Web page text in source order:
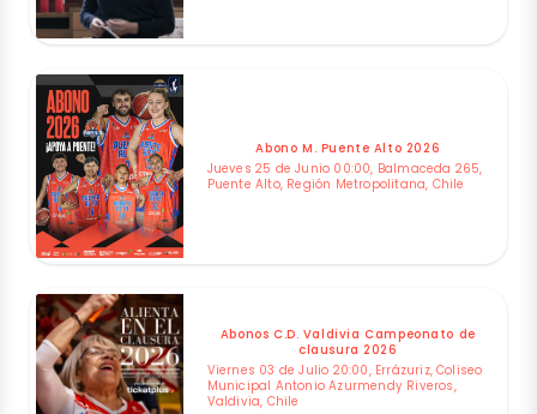
Abono M. Puente Alto 2026
Jueves 25 de Junio 00:00, Balmaceda 265,
Puente Alto, Región Metropolitana, Chile
Abonos C.D. Valdivia Campeonato de
clausura 2026
Viernes 03 de Julio 20:00, Errázuriz, Coliseo
Municipal Antonio Azurmendy Riveros,
Valdivia, Chile